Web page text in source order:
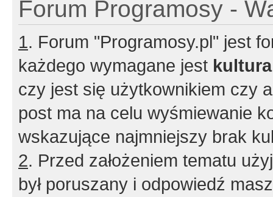
Forum Programosy -
1. Forum "Programosy.pl" jest
każdego wymagane jest
czy jest się użytkownikiem czy
post ma na celu wyśmiewanie
wskazujące najmniejszy brak
2. Przed założeniem tematu
był poruszany i odpowiedź